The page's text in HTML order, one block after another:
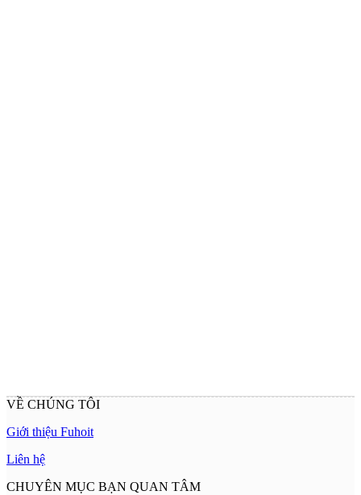
VỀ CHÚNG TÔI
Giới thiệu Fuhoit
Liên hệ
CHUYÊN MỤC BẠN QUAN TÂM